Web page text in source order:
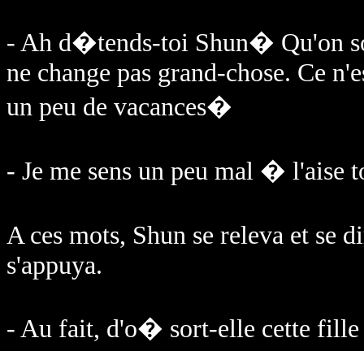
- Ah d�tends-toi Shun� Qu'on
ne change pas grand-chose. Ce
un peu de vacances�
- Je me sens un peu mal �
A ces mots, Shun se releva et
s'appuya.
- Au fait, d'o� sort-elle cette fille